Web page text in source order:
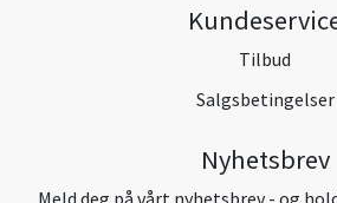
Tilbud
Salgsbetingelser
Nyhetsbrev
Meld deg på vårt nyhetsbrev - og